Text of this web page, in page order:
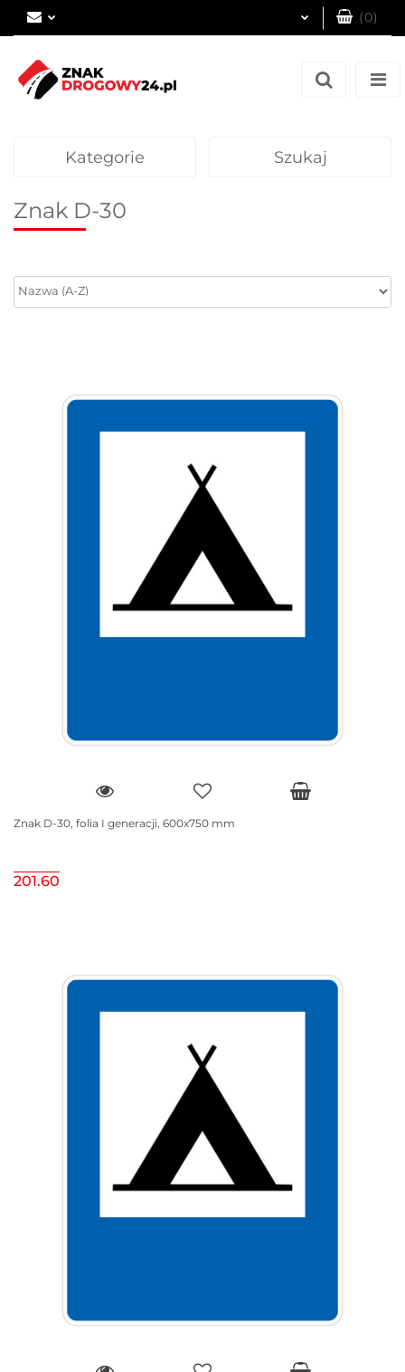
(0)
Kategorie Szukaj
Znak D-30
Znak D-30, folia I generacji, 600x750 mm
201.60